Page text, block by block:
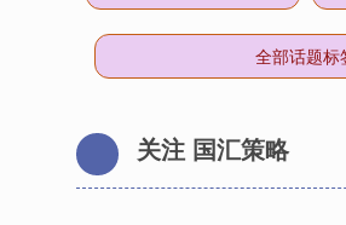
全部话题标
关注 国汇策略